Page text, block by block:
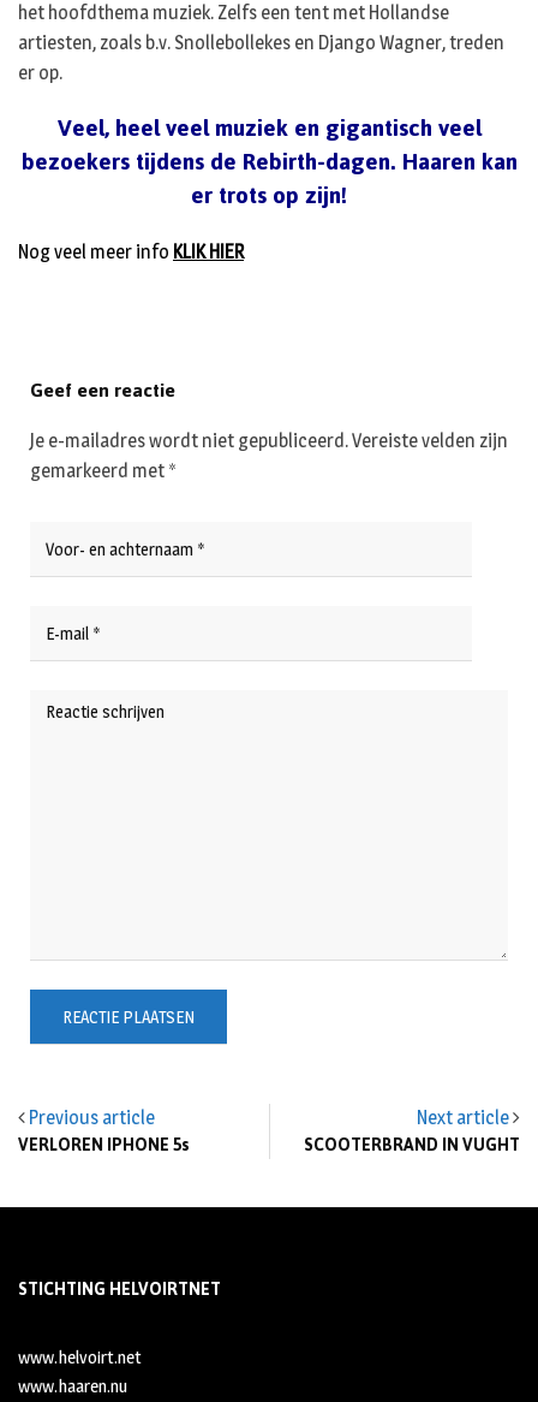
het hoofdthema muziek. Zelfs een tent met Hollandse
artiesten, zoals b.v. Snollebollekes en Django Wagner, treden
er op.
Veel, heel veel muziek en gigantisch veel
bezoekers tijdens de Rebirth-dagen. Haaren kan
er trots op zijn!
Nog veel meer info KLIK HIER
Previous article
VERLOREN IPHONE 5s
Next article
SCOOTERBRAND IN VUGHT
Geef een reactie
Je e-mailadres wordt niet gepubliceerd.Vereiste velden zijn
gemarkeerd met *
STICHTING HELVOIRTNET
www.helvoirt.net
www.haaren.nu